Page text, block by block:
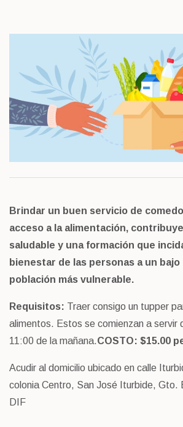
Brindar un buen servicio de
acceso a la alimentación,
saludable y una formación que
bienestar de las personas a un
población más vulnerable.
Requisitos: Traer consigo un tupper
alimentos. Estos se comienzan a servir
11:00 de la mañana.COSTO: $15.00
Acudir al domicilio ubicado en calle
colonia Centro, San José Iturbide, Gto.
DIF